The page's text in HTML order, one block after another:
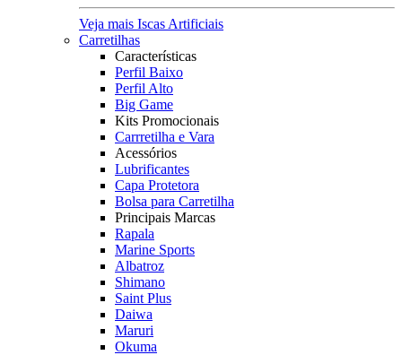
Veja mais Iscas Artificiais
Carretilhas
Características
Perfil Baixo
Perfil Alto
Big Game
Kits Promocionais
Carrretilha e Vara
Acessórios
Lubrificantes
Capa Protetora
Bolsa para Carretilha
Principais Marcas
Rapala
Marine Sports
Albatroz
Shimano
Saint Plus
Daiwa
Maruri
Okuma